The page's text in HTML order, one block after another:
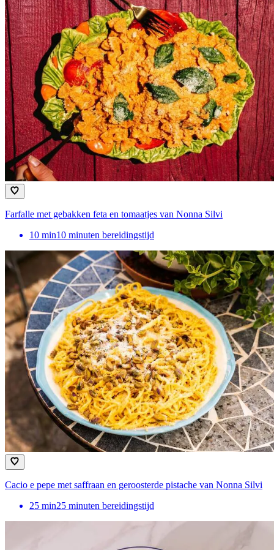
Farfalle met gebakken feta en tomaatjes van Nonna Silvi
10 min10 minuten bereidingstijd
Cacio e pepe met saffraan en geroosterde pistache van Nonna Silvi
25 min25 minuten bereidingstijd